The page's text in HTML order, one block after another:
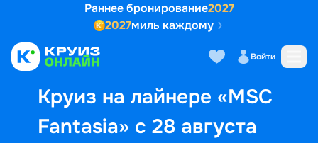
Раннее бронирование2027
2027миль каждому
Войти
Круиз на лайнере «MSC
Fantasia» с 28 августа
Выбор кают Маршрут и